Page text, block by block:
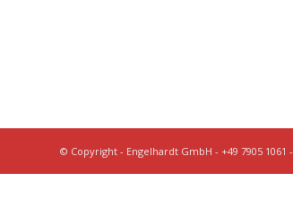
© Copyright - Engelhardt GmbH - +49 7905 1061 -